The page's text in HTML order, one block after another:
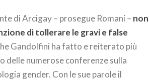
di Arcigay – prosegue Romani – non
di tollerare le gravi e false
Gandolfini ha fatto e reiterato più
delle numerose conferenze sulla
gender. Con le sue parole il